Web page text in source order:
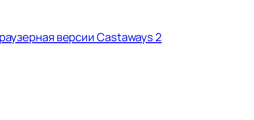
версии Castaways 2